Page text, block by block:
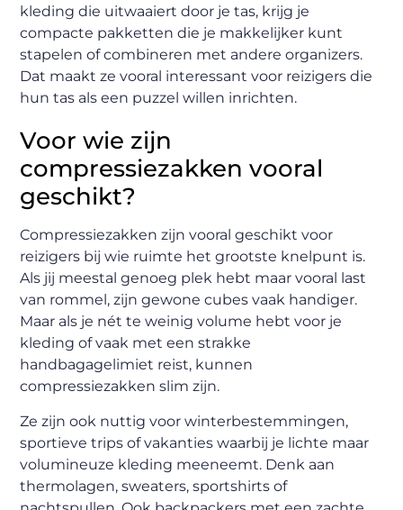
kleding die uitwaaiert door je tas, krijg je
compacte pakketten die je makkelijker kunt
stapelen of combineren met andere organizers.
Dat maakt ze vooral interessant voor reizigers die
hun tas als een puzzel willen inrichten.
Voor wie zijn
compressiezakken vooral
geschikt?
Compressiezakken zijn vooral geschikt voor
reizigers bij wie ruimte het grootste knelpunt is.
Als jij meestal genoeg plek hebt maar vooral last
van rommel, zijn gewone cubes vaak handiger.
Maar als je nét te weinig volume hebt voor je
kleding of vaak met een strakke
handbagagelimiet reist, kunnen
compressiezakken slim zijn.
Ze zijn ook nuttig voor winterbestemmingen,
sportieve trips of vakanties waarbij je lichte maar
volumineuze kleding meeneemt. Denk aan
thermolagen, sweaters, sportshirts of